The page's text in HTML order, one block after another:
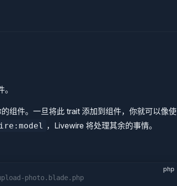
组件。一旦将此 trait 添加到组件，你就可以像使
，Livewire 将处理其余的事情。
php
photo.blade.php